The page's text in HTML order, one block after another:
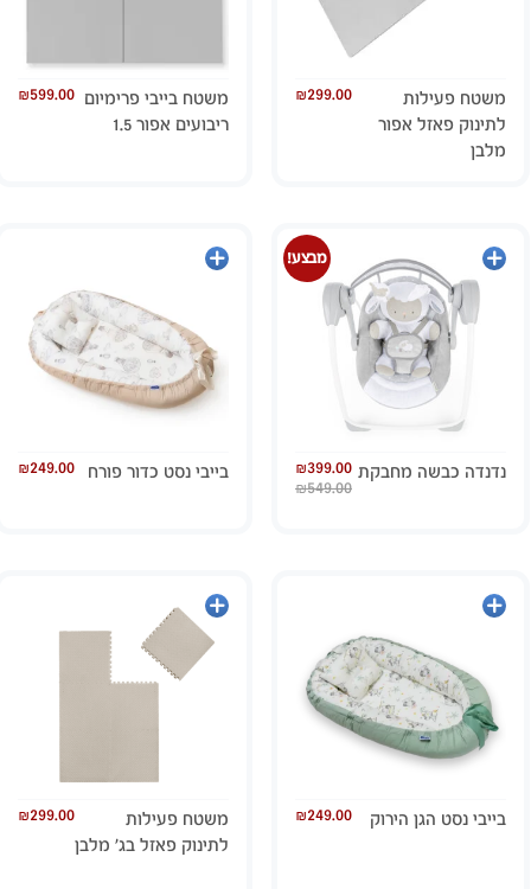
משטח פעילות
לתינוק פאזל אפור
מלבן
₪299.00
משטח בייבי פרימיום
ריבועים אפור 1.5
₪599.00
מבצע!
נדנדה כבשה מחבקת
₪549.00
₪399.00
מידע
נוסף
בייבי נסט כדור פורח ₪249.00
הוספה
לסל
בייבי נסט הגן הירוק ₪249.00
הוספה
לסל
משטח פעילות
לתינוק פאזל בג’ מלבן
₪299.00
הוספה
לסל